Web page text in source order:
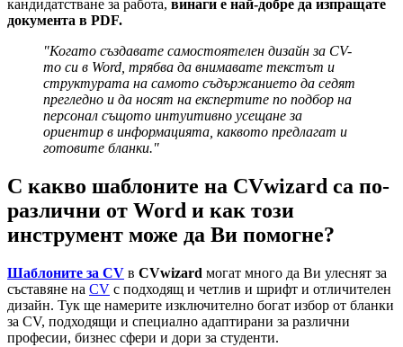
кандидатстване за работа, винаги е най-добре да изпращате
документа в PDF.
"Когато създавате самостоятелен дизайн за CV-
то си в Word, трябва да внимавате текстът и
структурата на самото съдържанието да седят
прегледно и да носят на експертите по подбор на
персонал същото интуитивно усещане за
ориентир в информацията, каквото предлагат и
готовите бланки."
С какво шаблоните на CVwizard са по-
различни от Word и как този
инструмент може да Ви помогне?
Шаблоните за CV в CVwizard могат много да Ви улеснят за
съставяне на CV с подходящ и четлив и шрифт и отличителен
дизайн. Тук ще намерите изключително богат избор от бланки
за CV, подходящи и специално адаптирани за различни
професии, бизнес сфери и дори за студенти.